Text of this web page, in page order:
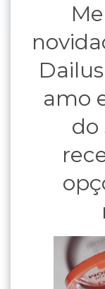
amo
do